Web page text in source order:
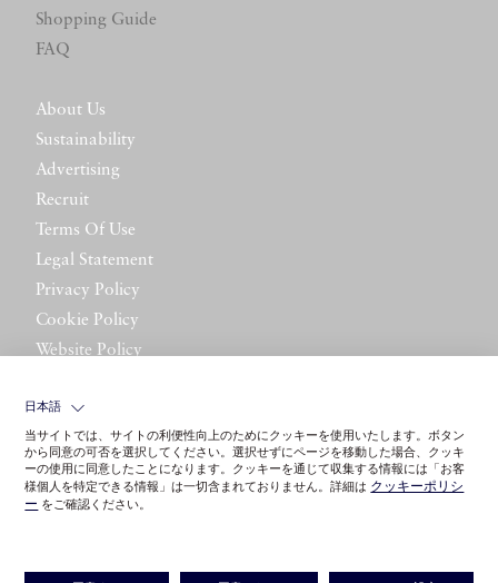
Shopping Guide
FAQ
About Us
Sustainability
Advertising
Recruit
Terms Of Use
Legal Statement
Privacy Policy
Cookie Policy
Website Policy
日本語
当サイトでは、サイトの利便性向上のためにクッキーを使用いたします。ボタン
から同意の可否を選択してください。選択せずにページを移動した場合、クッキ
ーの使用に同意したことになります。クッキーを通じて収集する情報には「お客
様個人を特定できる情報」は一切含まれておりません。詳細は クッキーポリシ
ー をご確認ください。